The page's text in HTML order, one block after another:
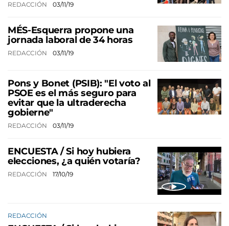
REDACCIÓN 03/11/19
MÉS-Esquerra propone una
jornada laboral de 34 horas
REDACCIÓN 03/11/19
Pons y Bonet (PSIB): "El voto al
PSOE es el más seguro para
evitar que la ultraderecha
gobierne"
REDACCIÓN 03/11/19
ENCUESTA / Si hoy hubiera
elecciones, ¿a quién votaría?
REDACCIÓN 17/10/19
REDACCIÓN